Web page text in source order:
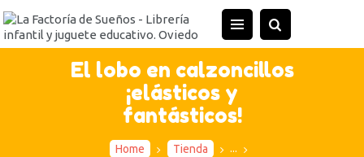
El lobo en calzoncillos
¡elásticos y
fantásticos!
Home Tienda
...
INICIO
TIENDA
ACTIVIDADES
CONTACTO